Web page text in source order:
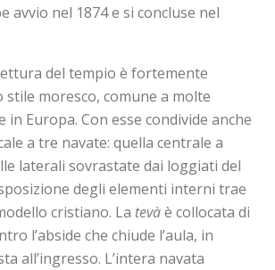
avvio nel 1874 e si concluse nel
del tempio è fortemente
stile moresco, comune a molte
in Europa. Con esse condivide anche
a tre navate: quella centrale a
laterali sovrastate dai loggiati del
degli elementi interni trae
cristiano. La tevàè collocata di
l’abside che chiude l’aula, in
all’ingresso. L’intera navata